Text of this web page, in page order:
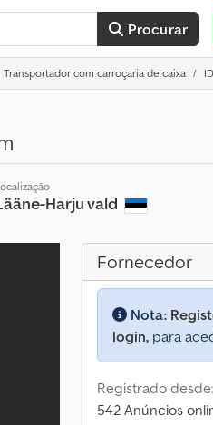
Procurar
Transportador com carroçaria de caixa
Harju vald
Fornecedor
Nota:
login, para
Registrado
542 Anúncios